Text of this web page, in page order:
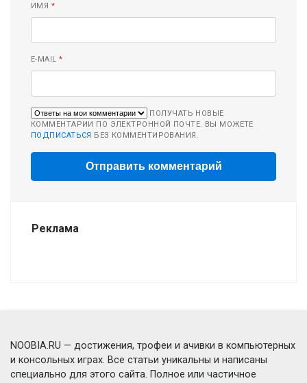
ИМЯ *
E-MAIL*
ПОЛУЧАТЬ НОВЫЕ
КОММЕНТАРИИ ПО ЭЛЕКТРОННОЙ ПОЧТЕ. ВЫ МОЖЕТЕ
ПОДПИСАТЬСЯ БЕЗ КОММЕНТИРОВАНИЯ.
Реклама
NOOBIA.RU — достижения, трофеи и ачивки в компьютерных
и консольных играх. Все статьи уникальны и написаны
специально для этого сайта. Полное или частичное